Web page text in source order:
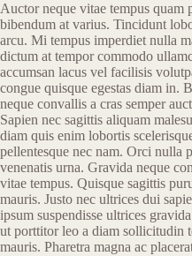
Auctor neque vitae tempus quam
bibendum at varius. Tincidunt
arcu. Mi tempus imperdiet nulla
dictum at tempor commodo
accumsan lacus vel facilisis
congue quisque egestas diam in.
neque convallis a cras semper
Sapien nec sagittis aliquam
diam quis enim lobortis
pellentesque nec nam. Orci nulla
venenatis urna. Gravida neque
vitae tempus. Quisque sagittis
mauris. Justo nec ultrices dui
ipsum suspendisse ultrices
ut porttitor leo a diam sollicitudin
mauris. Pharetra magna ac